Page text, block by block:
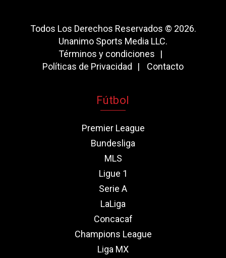
Todos Los Derechos Reservados © 2026.
Unanimo Sports Media LLC.
Términos y condiciones
Políticas de Privacidad
Contacto
Fútbol
Premier League
Bundesliga
MLS
Ligue 1
Serie A
LaLiga
Concacaf
Champions League
Liga MX